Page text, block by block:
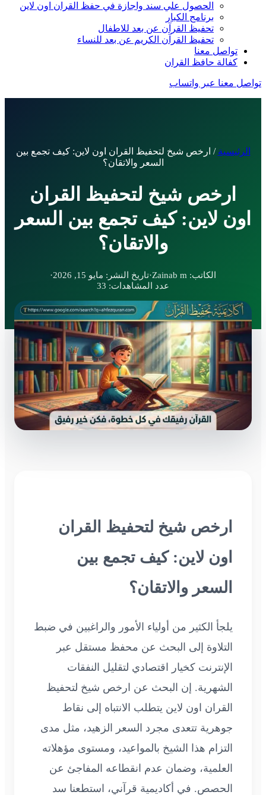
الحصول علي سند واجازة في حفظ القران اون لاين
برنامج الكبار
تحفيظ القرآن عن بعد للاطفال
تحفيظ القرآن الكريم عن بعد للنساء
تواصل معنا
كفالة حافظ القران
تواصل معنا عبر واتساب
الرئيسية / ارخص شيخ لتحفيظ القران اون لاين: كيف تجمع بين
السعر والاتقان؟
ارخص شيخ لتحفيظ القران
اون لاين: كيف تجمع بين السعر
والاتقان؟
الكاتب: ·تاريخ النشر: مايو 15, 2026
·
عدد المشاهدات:
ارخص شيخ لتحفيظ القران
اون لاين: كيف تجمع بين
السعر والاتقان؟
يلجأ الكثير من أولياء الأمور والراغبين في ضبط
التلاوة إلى البحث عن محفظ مستقل عبر
الإنترنت كخيار اقتصادي لتقليل النفقات
الشهرية. إن البحث عن ارخص شيخ لتحفيظ
القران اون لاين يتطلب الانتباه إلى نقاط
جوهرية تتعدى مجرد السعر الزهيد، مثل مدى
التزام هذا الشيخ بالمواعيد، ومستوى مؤهلاته
العلمية، وضمان عدم انقطاعه المفاجئ عن
الحصص. في أكاديمية قرآني، استطعنا سد